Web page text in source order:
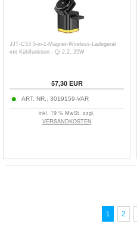
JJT-C53 5-in-1-Magnet-Wireless-Ladegerät
mit Kühlfunktion - Qi 2.2, 25W
57,30EUR
ART. NR.: 3019159-VAR
inkl. 19 % MwSt. zzgl.
VERSANDKOSTEN
1 2